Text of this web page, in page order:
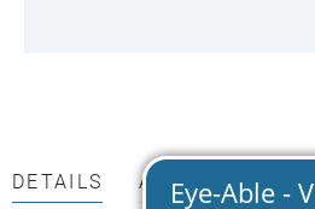
DETAILS AUTOR*INNEN